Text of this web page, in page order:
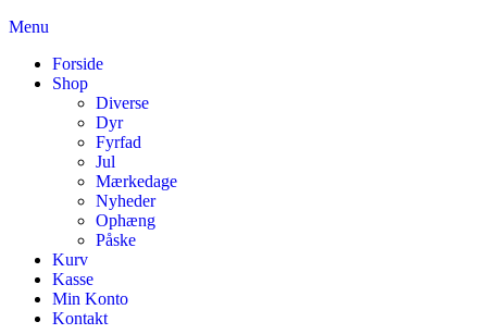
Skip
content
Menu
Forside
Shop
Diverse
Dyr
Fyrfad
Jul
Mærkedage
Nyheder
Ophæng
Påske
Kurv
Kasse
Min Konto
Kontakt